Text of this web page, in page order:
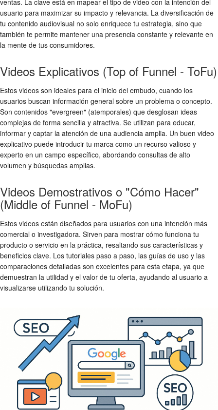
ventas. La clave está en mapear el tipo de video con la intención del
usuario para maximizar su impacto y relevancia. La diversificación de
tu contenido audiovisual no solo enriquece tu estrategia, sino que
también te permite mantener una presencia constante y relevante en
la mente de tus consumidores.
Videos Explicativos (Top of Funnel - ToFu)
Estos videos son ideales para el inicio del embudo, cuando los
usuarios buscan información general sobre un problema o concepto.
Son contenidos "evergreen" (atemporales) que desglosan ideas
complejas de forma sencilla y atractiva. Se utilizan para educar,
informar y captar la atención de una audiencia amplia. Un buen video
explicativo puede introducir tu marca como un recurso valioso y
experto en un campo específico, abordando consultas de alto
volumen y búsquedas amplias.
Videos Demostrativos o "Cómo Hacer"
(Middle of Funnel - MoFu)
Estos videos están diseñados para usuarios con una intención más
comercial o investigadora. Sirven para mostrar cómo funciona tu
producto o servicio en la práctica, resaltando sus características y
beneficios clave. Los tutoriales paso a paso, las guías de uso y las
comparaciones detalladas son excelentes para esta etapa, ya que
demuestran la utilidad y el valor de tu oferta, ayudando al usuario a
visualizarse utilizando tu solución.